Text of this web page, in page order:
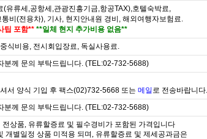
(유류세,공항세,관광진흥기금,항공TAX),호텔숙박료,
비(전용차), 기사, 현지안내원 경비, 해외여행자보험료.
팁 포함** **일체 현지 추가비용 없음**
식비용, 전시회입장료, 독실사용료.
분께 문의 부탁드립니다. (TEL:02-732-5688)
서 양식 기입 후 팩스(02)732-5668 또는 메일 로 전송바랍니다.
분께 문의 부탁드립니다. (TEL:02-732-5688)
상품, 유류할증료 및 필수경비가 포함된 가격입니다
개별일정 상품 미적용 되며, 유류할증료 및 제세공과금은